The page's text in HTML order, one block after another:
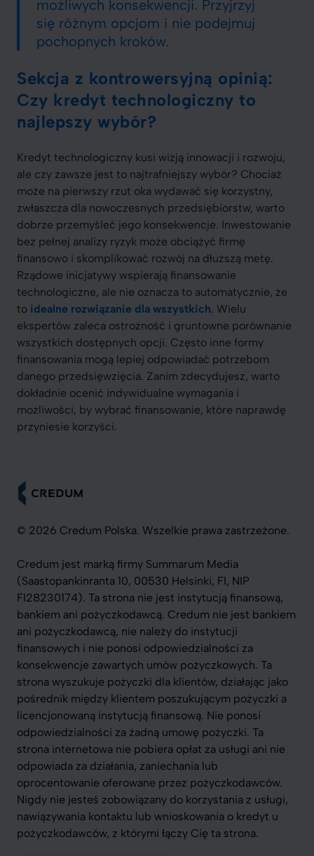
możliwych konsekwencji. Przyjrzyj
się różnym opcjom i nie podejmuj
pochopnych kroków.
Sekcja z kontrowersyjną opinią:
Czy kredyt technologiczny to
najlepszy wybór?
Kredyt technologiczny kusi wizją innowacji i rozwoju,
ale czy zawsze jest to najtrafniejszy wybór? Chociaż
może na pierwszy rzut oka wydawać się korzystny,
zwłaszcza dla nowoczesnych przedsiębiorstw, warto
dobrze przemyśleć jego konsekwencje. Inwestowanie
bez pełnej analizy ryzyk może obciążyć firmę
finansowo i skomplikować rozwój na dłuższą metę.
Rządowe inicjatywy wspierają finansowanie
technologiczne, ale nie oznacza to automatycznie, że
to idealne rozwiązanie dla wszystkich. Wielu
ekspertów zaleca ostrożność i gruntowne porównanie
wszystkich dostępnych opcji. Często inne formy
finansowania mogą lepiej odpowiadać potrzebom
danego przedsięwzięcia. Zanim zdecydujesz, warto
dokładnie ocenić indywidualne wymagania i
możliwości, by wybrać finansowanie, które naprawdę
przyniesie korzyści.
© 2026 Credum Polska. Wszelkie prawa zastrzeżone.
Credum jest marką firmy Summarum Media
(Saastopankinranta 10, 00530 Helsinki, FI, NIP
FI28230174). Ta strona nie jest instytucją finansową,
bankiem ani pożyczkodawcą. Credum nie jest bankiem
ani pożyczkodawcą, nie należy do instytucji
finansowych i nie ponosi odpowiedzialności za
konsekwencje zawartych umów pożyczkowych. Ta
strona wyszukuje pożyczki dla klientów, działając jako
pośrednik między klientem poszukującym pożyczki a
licencjonowaną instytucją finansową. Nie ponosi
odpowiedzialności za żadną umowę pożyczki. Ta
strona internetowa nie pobiera opłat za usługi ani nie
odpowiada za działania, zaniechania lub
oprocentowanie oferowane przez pożyczkodawców.
Nigdy nie jesteś zobowiązany do korzystania z usługi,
nawiązywania kontaktu lub wnioskowania o kredyt u
pożyczkodawców, z którymi łączy Cię ta strona.